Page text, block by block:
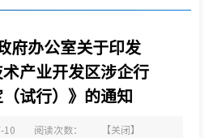
府办公室关于印发
术产业开发区涉企行
试行）》的通知
10 阅读次数： 【关闭】